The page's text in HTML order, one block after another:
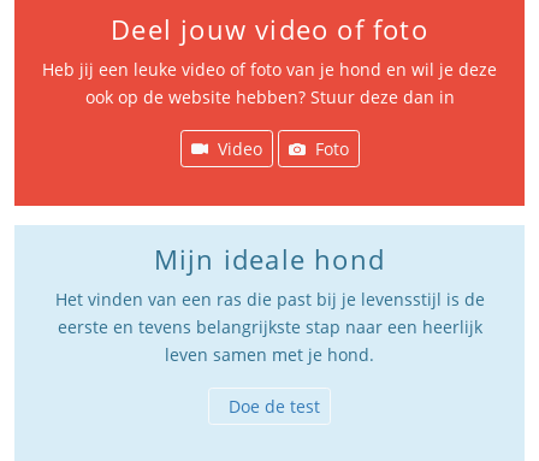
Deel jouw video of foto
Heb jij een leuke video of foto van je hond en wil je deze
ook op de website hebben? Stuur deze dan in
Video Foto
Mijn ideale hond
Het vinden van een ras die past bij je levensstijl is de
eerste en tevens belangrijkste stap naar een heerlijk
leven samen met je hond.
Doe de test